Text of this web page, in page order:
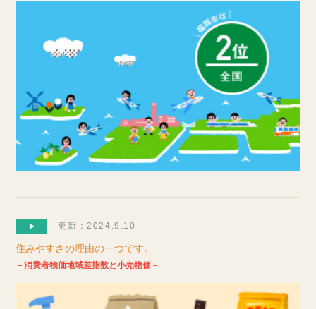
更新：2024.9.10
住みやすさの理由の一つです。
－消費者物価地域差指数と小売物価－